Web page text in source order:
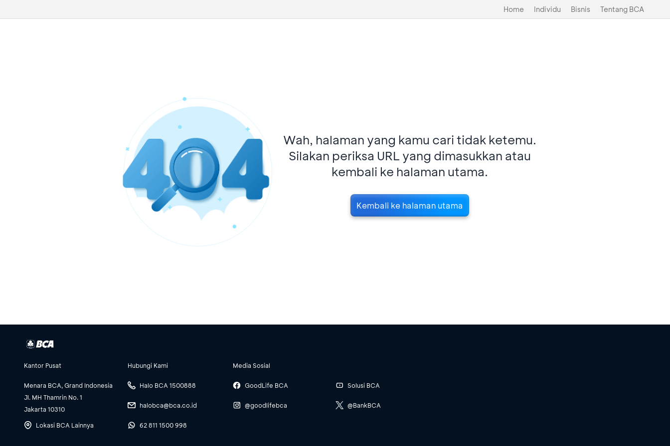
Home Individu Bisnis Tentang BCA
Wah, halaman yang kamu cari tidak ketemu.
Silakan periksa URL yang dimasukkan atau
kembali ke halaman utama.
Kembali ke halaman utama
Kantor Pusat
Menara BCA, Grand Indonesia
Jl. MH Thamrin No. 1
Jakarta 10310
Lokasi BCA Lainnya
Hubungi Kami
Halo BCA 1500888
halobca@bca.co.id
62 811 1500 998
Media Sosial
GoodLife BCA
@goodlifebca
Solusi BCA
@BankBCA